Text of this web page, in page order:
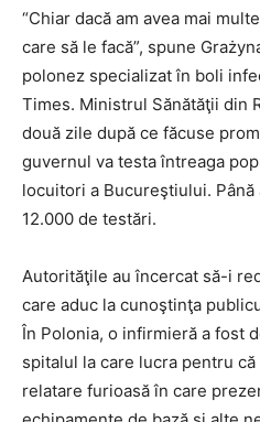
“Chiar dacă am avea mai
care să le facă”, spune
polonez specializat în boli
Times. Ministrul Sănătăţii din
două zile după ce făcuse
guvernul va testa întreaga
locuitori a Bucureştiului. Până
12.000 de testări.
Autorităţile au încercat să-i
care aduc la cunoştinţa
În Polonia, o infirmieră a fost
spitalul la care lucra pentru
relatare furioasă în care